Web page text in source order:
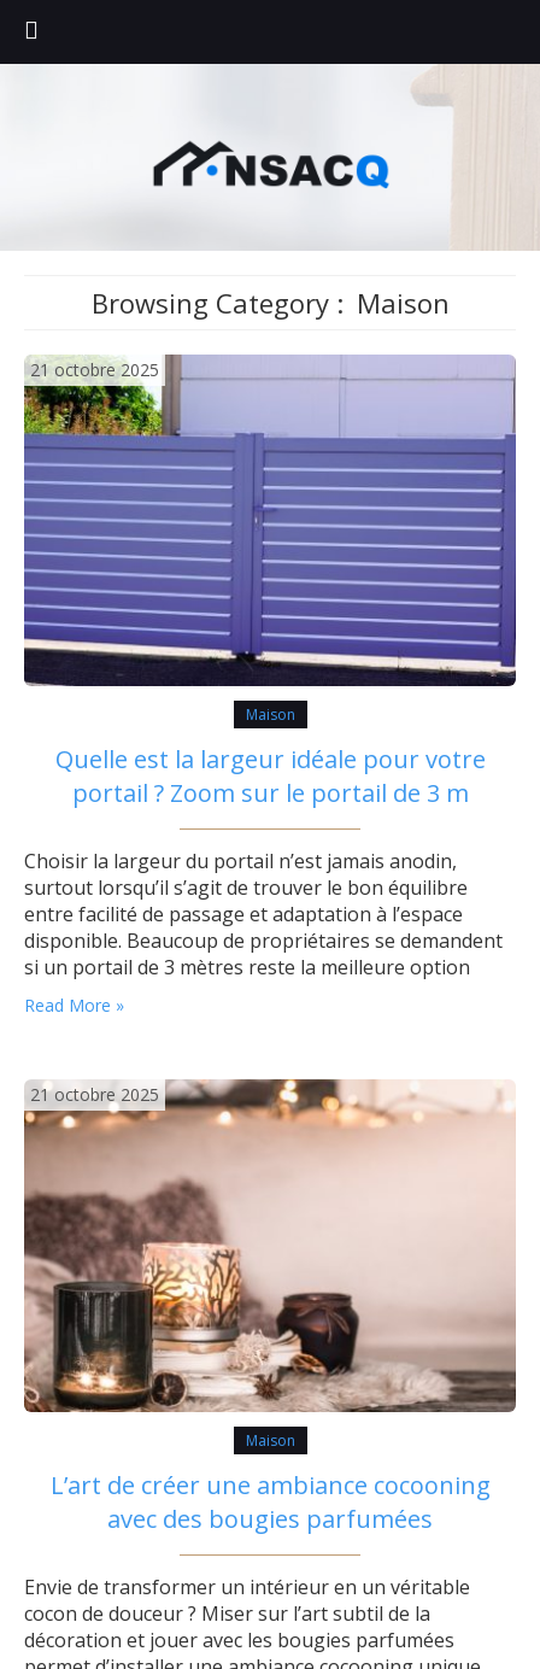
Browsing Category : Maison
21 octobre 2025
Maison
Quelle est la largeur idéale pour votre
portail ? Zoom sur le portail de 3 m
Choisir la largeur du portail n’est jamais anodin,
surtout lorsqu’il s’agit de trouver le bon équilibre
entre facilité de passage et adaptation à l’espace
disponible. Beaucoup de propriétaires se demandent
si un portail de 3 mètres reste la meilleure option
pour leur entrée. Examinons en détail comment définir
la largeur idéale en tenant compte de la largeur entre
Read More »
21 octobre 2025
Maison
L’art de créer une ambiance cocooning
avec des bougies parfumées
Envie de transformer un intérieur en un véritable
cocon de douceur ? Miser sur l’art subtil de la
décoration et jouer avec les bougies parfumées